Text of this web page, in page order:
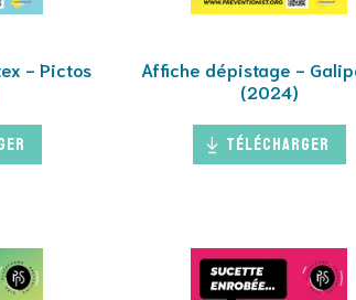
- Pictos
Affiche dépistage -
(2024)
Télécharger